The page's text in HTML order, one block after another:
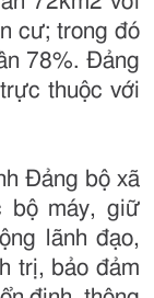
cư; trong đó
78%. Đảng
thuộc với
Đảng bộ xã
bộ máy, giữ
lãnh đạo,
trị, bảo đảm